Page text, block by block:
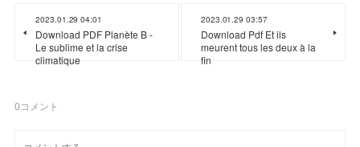
2023.01.29 04:01
Download PDF Planète B -
Le sublime et la crise
climatique
2023.01.29 03:57
Download Pdf Et ils
meurent tous les deux à la
fin
0コメント